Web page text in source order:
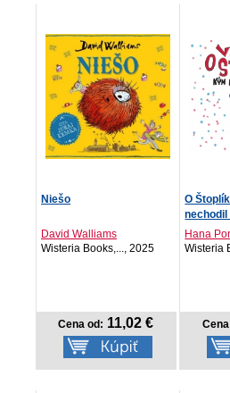
Niešo
David Walliams
Wisteria Books,..., 2025
Cena od: 11,02 €
O
nechodil
Hana
Wisteria